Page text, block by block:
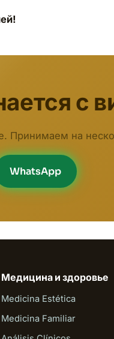
с
Принимаем на
WhatsApp
Медицина и здоровье
Medicina Estética
Medicina Familiar